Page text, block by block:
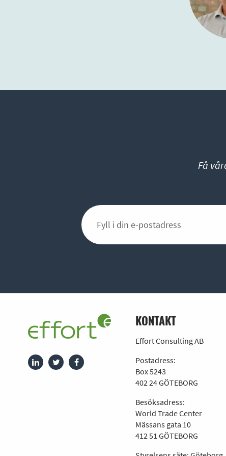
Få
KONTAKT
Effort Consulting AB
Postadress:
Box 5243
402 24 GÖTEBORG
Besöksadress:
World Trade Center
Mässans gata 10
412 51 GÖTEBORG